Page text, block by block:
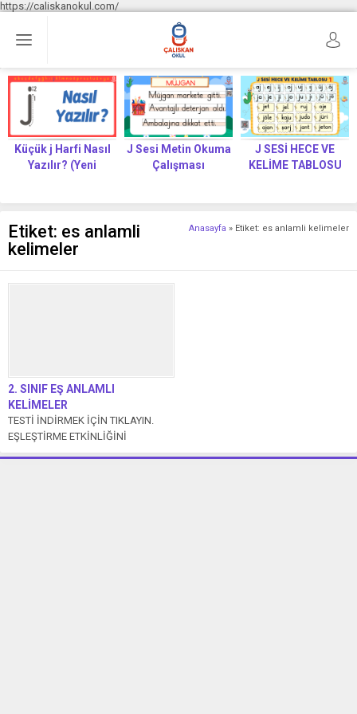
https://caliskanokul.com/
Küçük j Harfi Nasıl
Yazılır? (Yeni
J Sesi Metin Okuma
Çalışması
J SESİ HECE VE
KELİME TABLOSU
Anasayfa » Etiket: es anlamli kelimeler
Etiket: es anlamli
kelimeler
2. SINIF EŞ ANLAMLI
KELİMELER
TESTİ İNDİRMEK İÇİN TIKLAYIN.
EŞLEŞTİRME ETKİNLİĞİNİ
İNDİRMEK İÇİN TIKLAYIN. Anlamları